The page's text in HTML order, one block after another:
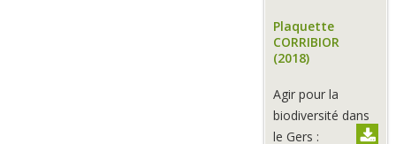
Plaquette
CORRIBIOR
(2018)
Agir pour la
biodiversité dans
le Gers :